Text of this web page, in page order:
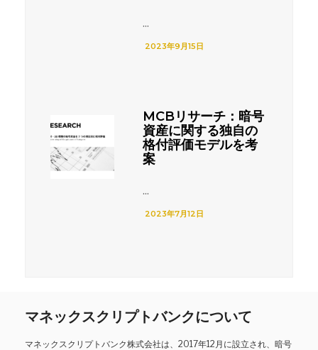
...
2023年9月15日
MCBリサーチ：暗号
資産に関する独自の
格付評価モデルを考
案
...
2023年7月12日
マネックスクリプトバンクについて
マネックスクリプトバンク株式会社は、2017年12月に設立され、暗号